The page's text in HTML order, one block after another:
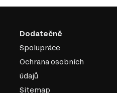
Dodatečně
Spolupráce
Ochrana osobních
údajů
Sitemap